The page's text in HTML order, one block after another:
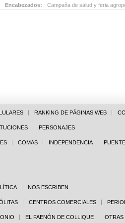
Encabezados: Campaña de salud y feria
RANKING DE PÁGINAS WEB
PERSONAJES
COMAS INDEPENDENCIA
NOS ESCRIBEN
CENTROS COMERCIALES
EL FAENÓN DE COLLIQUE OTRAS